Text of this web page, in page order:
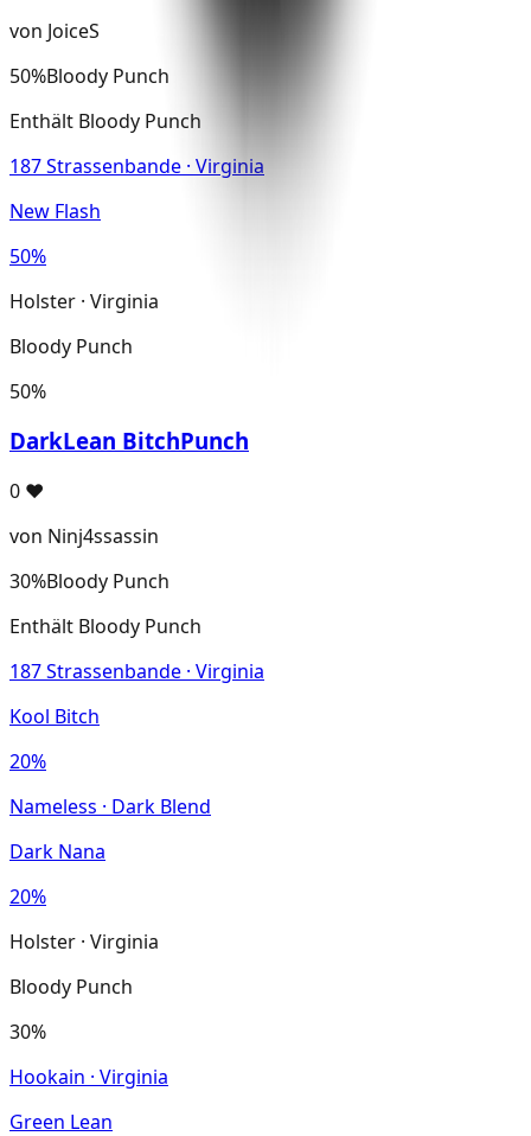
von JoiceS
50%Bloody Punch
Enthält Bloody Punch
187 Strassenbande · Virginia
New Flash
50%
Holster · Virginia
Bloody Punch
50%
DarkLean BitchPunch
0 ♥
von Ninj4ssassin
30%Bloody Punch
Enthält Bloody Punch
187 Strassenbande · Virginia
Kool Bitch
20%
Nameless · Dark Blend
Dark Nana
20%
Holster · Virginia
Bloody Punch
30%
Hookain · Virginia
Green Lean